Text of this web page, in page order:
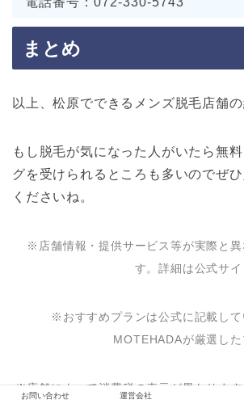
まとめ
以上、松原でできるメンズ脱毛店舗の
もし脱毛が気になった人がいたら無
グを受けられるところも多いのでぜ
くださいね。
※店舗情報・提供サービス等が実際と異
す。詳細は公式サイ
※おすすめプランは公式に記載して
MOTEHADAが厳選した
※店舗によって消費税の表示が異なりま
お問い合わせ 運営会社